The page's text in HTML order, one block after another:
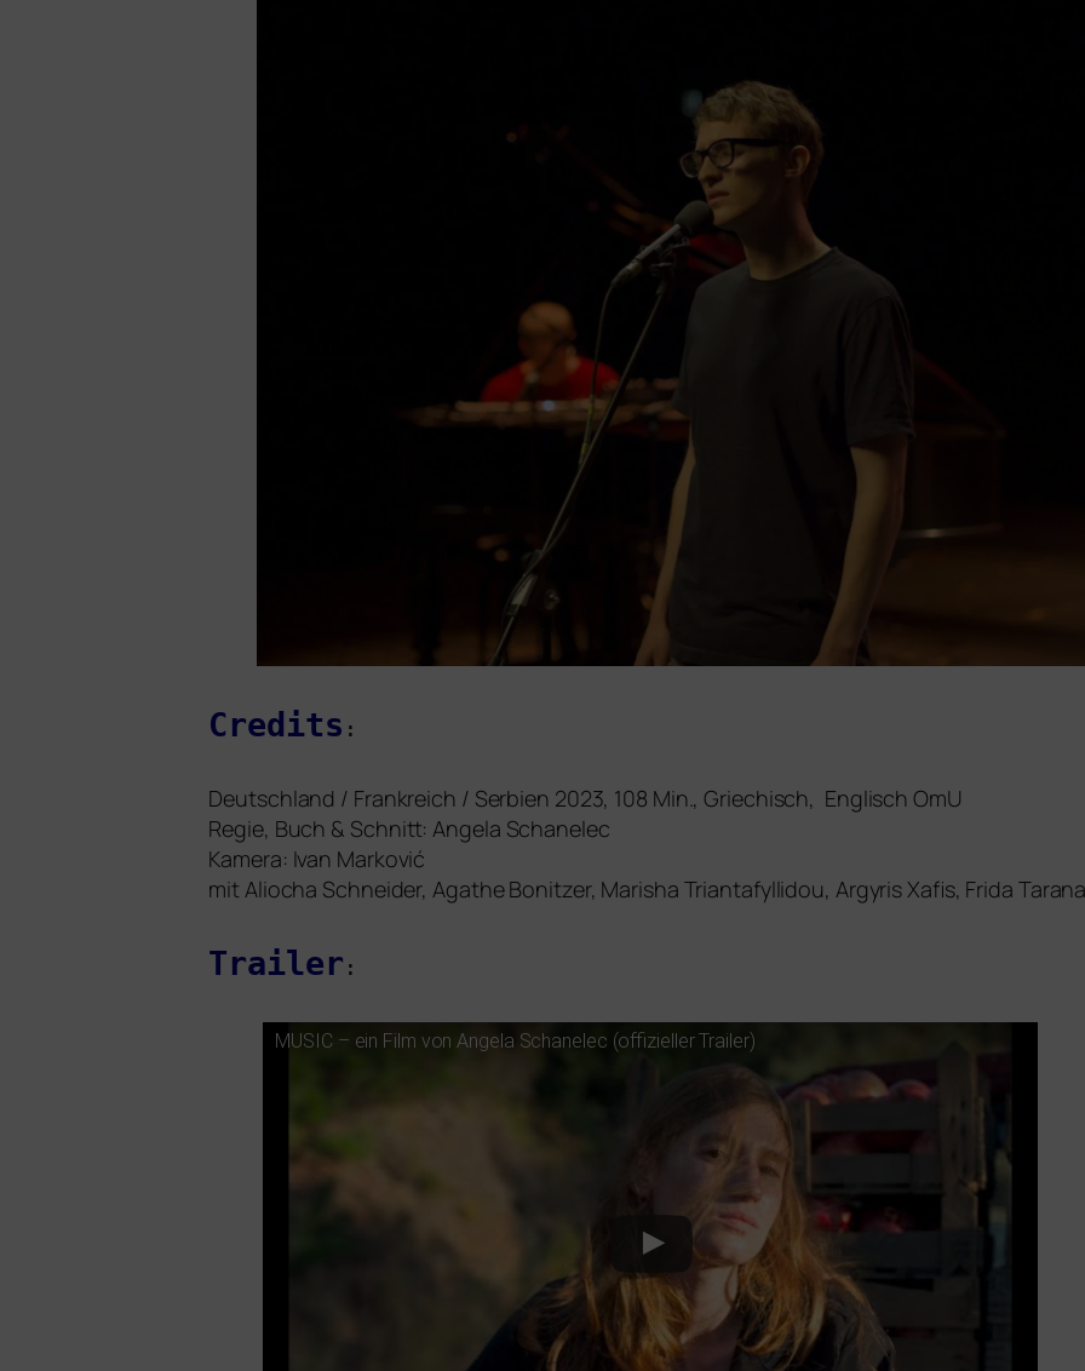
Credits :
Deutschland / Frankreich / Serbien 2023, 108 Min., Griechisch, Englisch OmU
Regie, Buch & Schnitt: Angela Schanelec
Kamera: Ivan Marković
mit Aliocha Schneider, Agathe Bonitzer, Marisha Triantafyllidou, Argyris Xafis, Frida
Trailer :
MUSIC – ein Film von Angela Schanelec (offi­zi­el­ler Trailer)